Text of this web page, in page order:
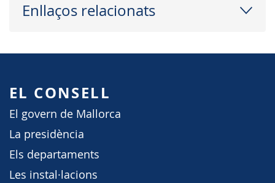
Enllaços relacionats
EL CONSELL
El govern de Mallorca
La presidència
Els departaments
Les instal·lacions